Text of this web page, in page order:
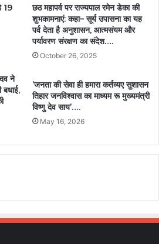
19
छठ महापर्व पर राज्यपाल रमेन डेका की
शुभकामनाएं: कहा– सूर्य उपासना का यह
पर्व देता है अनुशासन, आत्मसंयम और
पर्यावरण संरक्षण का संदेश….
October 26, 2025
ने
बधाई,
’जनता की सेवा ही हमारा कर्तव्यए सुशासन
तिहार जनविश्वास का माध्यम रू मुख्यमंत्री
विष्णु देव साय’….
May 16, 2026